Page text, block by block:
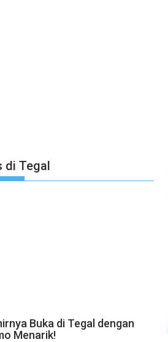
di Tegal
Buka di Tegal dengan
Menarik!